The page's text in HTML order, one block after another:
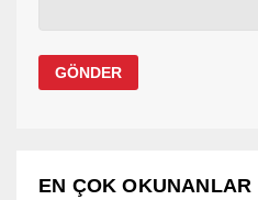
EN ÇOK OKUNANLAR